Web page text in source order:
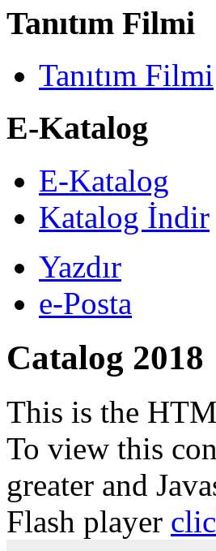
Tanıtım Filmi
Tanıtım Filmi
E-Katalog
E-Katalog
Katalog İndir
Yazdır
e-Posta
Catalog 2018
This is the
To view this
greater and
Flash player